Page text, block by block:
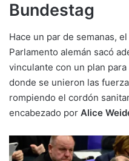
Bundestag
Hace un par de semanas, el
Parlamento alemán sacó
vinculante con un plan
donde se unieron las
rompiendo el cordón
encabezado por Alice